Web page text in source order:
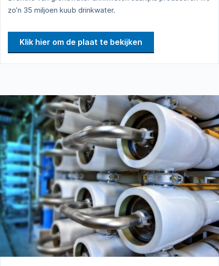
zo’n 35 miljoen kuub drinkwater.
Klik hier om de plaat te bekijken